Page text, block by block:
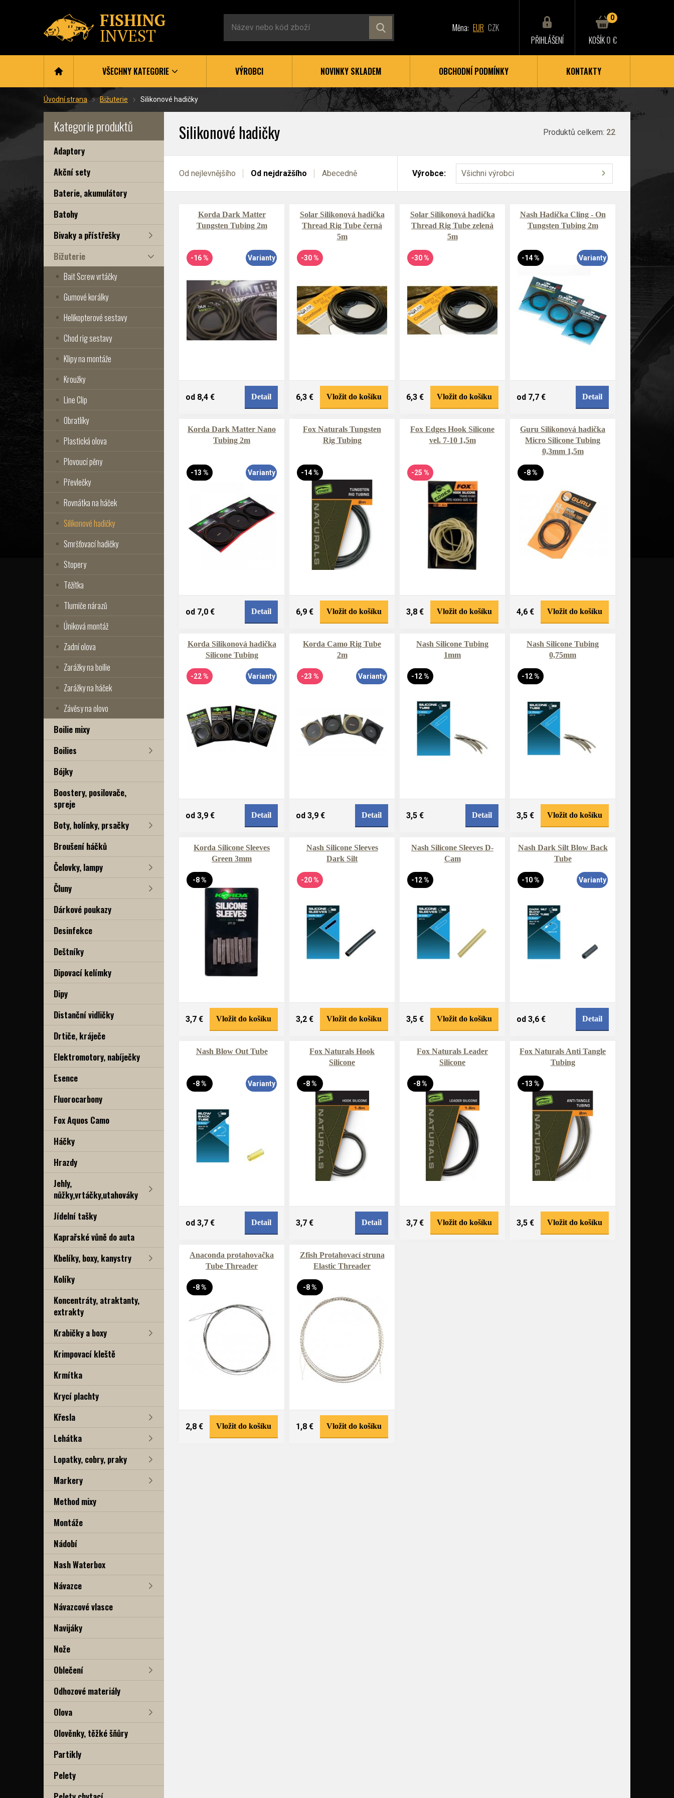
Měna: EUR CZK
PŘIHLÁŠENÍ
0
KOŠÍK0 €
VŠECHNY KATEGORIE VÝROBCI NOVINKY SKLADEM OBCHODNÍ PODMÍNKY KONTAKTY
Úvodní strana Bižuterie Silikonové hadičky
Kategorie produktů
Adaptory
Akční sety
Baterie, akumulátory
Batohy
Bivaky a přístřešky
Bižuterie
Bait Screw vrtáčky
Gumové korálky
Helikopterové sestavy
Chod rig sestavy
Klipy na montáže
Kroužky
Line Clip
Obratlíky
Plastická olova
Plovoucí pěny
Převlečky
Rovnátka na háček
Silikonové hadičky
Smršťovací hadičky
Stopery
Těžítka
Tlumiče nárazů
Úniková montáž
Zadní olova
Zarážky na boilie
Zarážky na háček
Závěsy na olovo
Boilie mixy
Boilies
Bójky
Boostery, posilovače,
spreje
Boty, holínky, prsačky
Broušení háčků
Čelovky, lampy
Čluny
Dárkové poukazy
Desinfekce
Deštníky
Dipovací kelímky
Dipy
Distanční vidličky
Drtiče, kráječe
Elektromotory, nabíječky
Esence
Fluorocarbony
Fox Aquos Camo
Háčky
Hrazdy
Jehly,
nůžky,vrtáčky,utahováky
Jídelní tašky
Kaprařské vůně do auta
Kbelíky, boxy, kanystry
Kolíky
Koncentráty, atraktanty,
extrakty
Krabičky a boxy
Krimpovací kleště
Krmítka
Krycí plachty
Křesla
Lehátka
Lopatky, cobry, praky
Markery
Method mixy
Montáže
Nádobí
Nash Waterbox
Návazce
Návazcové vlasce
Navijáky
Nože
Oblečení
Odhozové materiály
Olova
Olověnky, těžké šňůry
Partikly
Pelety
Silikonové hadičky Produktů celkem: 22
Od nejlevnějšího Od nejdražšího Abecedně Výrobce: Všichni výrobci
Korda Dark Matter
Tungsten Tubing 2m
-16 % Varianty
od 8,4 € Detail
Solar Silikonová hadička
Thread Rig Tube černá
5m
-30 %
6,3 € Vložit do košíku
Solar Silikonová hadička
Thread Rig Tube zelená
5m
-30 %
6,3 € Vložit do košíku
Nash Hadička Cling - On
Tungsten Tubing 2m
-14 % Varianty
od 7,7 € Detail
Korda Dark Matter Nano
Tubing 2m
-13 % Varianty
od 7,0 € Detail
Fox Naturals Tungsten
Rig Tubing
-14 %
6,9 € Vložit do košíku
Fox Edges Hook Silicone
vel. 7-10 1,5m
-25 %
3,8 € Vložit do košíku
Guru Silikonová hadička
Micro Silicone Tubing
0,3mm 1,5m
-8 %
4,6 € Vložit do košíku
Korda Silikonová hadička
Silicone Tubing
-22 % Varianty
od 3,9 € Detail
Korda Camo Rig Tube
2m
-23 % Varianty
od 3,9 € Detail
Nash Silicone Tubing
1mm
-12 %
3,5 € Detail
Nash Silicone Tubing
0,75mm
-12 %
3,5 € Vložit do košíku
Korda Silicone Sleeves
Green 3mm
-8 %
3,7 € Vložit do košíku
Nash Silicone Sleeves
Dark Silt
-20 %
3,2 € Vložit do košíku
Nash Silicone Sleeves D-
Cam
-12 %
3,5 € Vložit do košíku
Nash Dark Silt Blow Back
Tube
-10 % Varianty
od 3,6 € Detail
Nash Blow Out Tube
-8 % Varianty
od 3,7 € Detail
Fox Naturals Hook
Silicone
-8 %
3,7 € Detail
Fox Naturals Leader
Silicone
-8 %
3,7 € Vložit do košíku
Fox Naturals Anti Tangle
Tubing
-13 %
3,5 € Vložit do košíku
Anaconda protahovačka
Tube Threader
-8 %
2,8 € Vložit do košíku
Zfish Protahovací struna
Elastic Threader
-8 %
1,8 € Vložit do košíku